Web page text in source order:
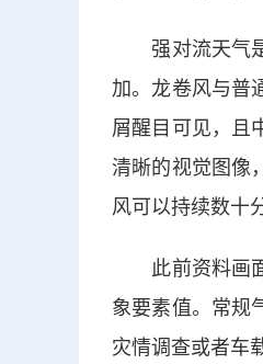
强对流天气是
加。龙卷风与普
屑醒目可见，且
清晰的视觉图像
风可以持续数十
此前资料画面
象要素值。常规
灾情调查或者车